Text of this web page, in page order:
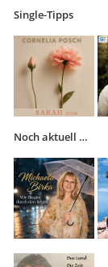
Single-Tipps
Noch aktuell …